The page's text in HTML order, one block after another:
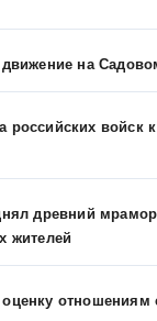
движение на
российских войск
древний
жителей
отношениям